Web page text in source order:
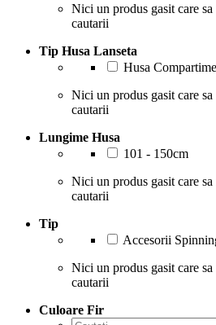
Nici un produs gasit care
cautarii
Tip Husa Lanseta
Husa
Nici un produs gasit care
cautarii
Lungime Husa
101 - 150cm
Nici un produs gasit care
cautarii
Tip
Accesorii
Nici un produs gasit care
cautarii
Culoare Fir